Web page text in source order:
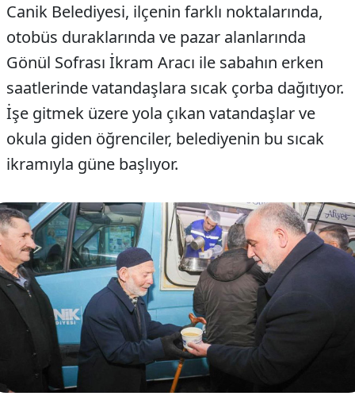
Canik Belediyesi, ilçenin farklı noktalarında,
otobüs duraklarında ve pazar alanlarında
Gönül Sofrası İkram Aracı ile sabahın erken
saatlerinde vatandaşlara sıcak çorba dağıtıyor.
İşe gitmek üzere yola çıkan vatandaşlar ve
okula giden öğrenciler, belediyenin bu sıcak
ikramıyla güne başlıyor.